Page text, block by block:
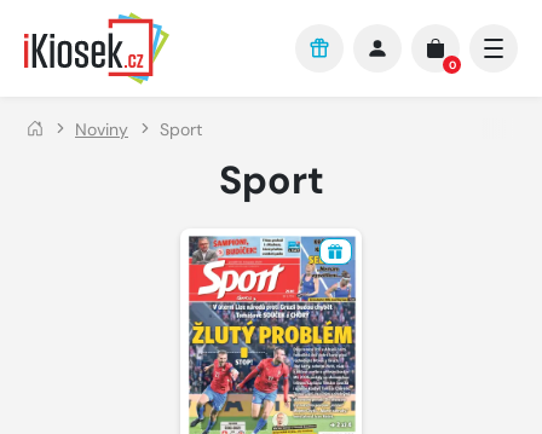
Přejít na hlavní obsah
0
Noviny Sport
Sport